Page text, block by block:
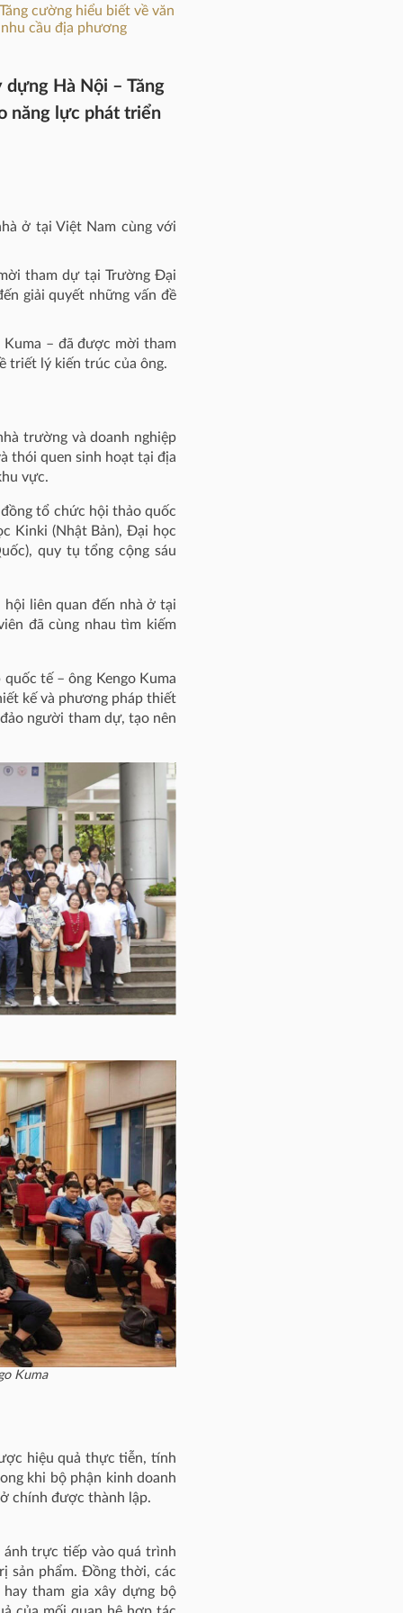
cường hiểu biết về văn
cầu địa phương
Hà Nội – Tăng
năng lực phát triển
ở tại Việt Nam cùng với
tham dự tại Trường Đại
giải quyết những vấn đề
– đã được mời tham
triết lý kiến trúc của ông.
trường và doanh nghiệp
thói quen sinh hoạt tại địa
vực.
tổ chức hội thảo quốc
Kinki (Nhật Bản), Đại học
quy tụ tổng cộng sáu
liên quan đến nhà ở tại
đã cùng nhau tìm kiếm
tế – ông Kengo Kuma
kế và phương pháp thiết
người tham dự, tạo nên
Kuma
hiệu quả thực tiễn, tính
khi bộ phận kinh doanh
chính được thành lập.
trực tiếp vào quá trình
sản phẩm. Đồng thời, các
tham gia xây dựng bộ